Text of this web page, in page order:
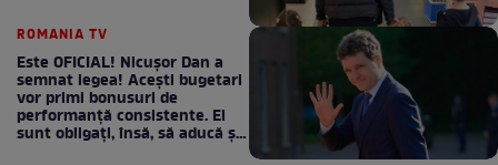
ROMANIA TV
Este OFICIAL! Nicușor Dan a
semnat legea! Acești bugetari
vor primi bonusuri de
performanță consistente. Ei
sunt obligați, însă, să aducă și